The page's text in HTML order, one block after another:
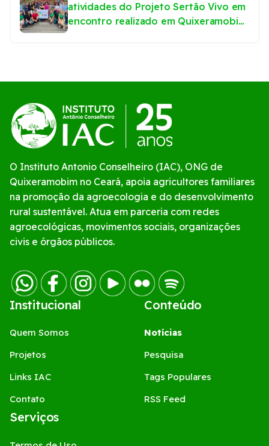
atividades do Projeto Sertão Vivo em
encontro realizado em Quixeramobim,
O Instituto Antonio Conselheiro (IAC), ONG de
Quixeramobim no Ceará, apoia agricultores familiares
na promoção da agroecologia e do desenvolvimento
rural sustentável. Atua em parceria com redes
agroecológicas, movimentos sociais, organizações
civis e órgãos públicos.
Institucional
Quem Somos
Projetos
Links IAC
Contato
Conteúdo
Notícias
Pesquisa
Tags Populares
RSS Feed
Serviços